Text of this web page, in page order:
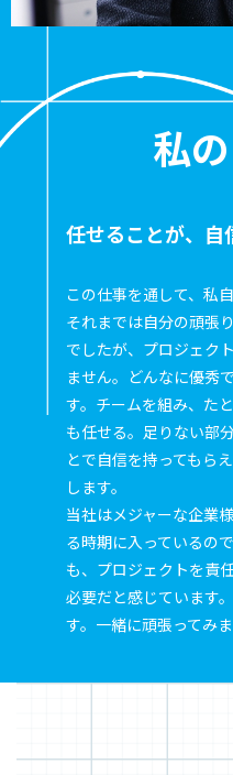
私
任せることが、自
この仕事を通して、私
それまでは自分の頑張
でしたが、プロジェク
ません。どんなに優秀
す。チームを組み、た
も任せる。足りない部
とで自信を持ってもら
します。
当社はメジャーな企業
る時期に入っているの
も、プロジェクトを責
必要だと感じています
す。一緒に頑張ってみま